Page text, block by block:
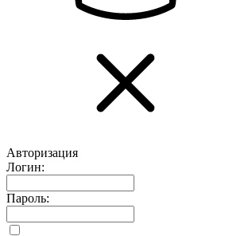
Авторизация
Логин:
Пароль: